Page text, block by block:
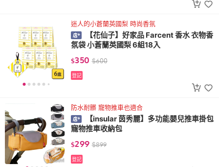
迷人的小蒼蘭英國梨 時尚香氛
【花仙子】好家品 Farcent 香水 衣物香
氛袋 小蒼蘭英國梨 6組18入
$350 $600
登記
防水耐髒 寵物推車也適合
【insular 茵秀麗】多功能嬰兒推車掛包
寵物推車收納包
$299 $899
登記